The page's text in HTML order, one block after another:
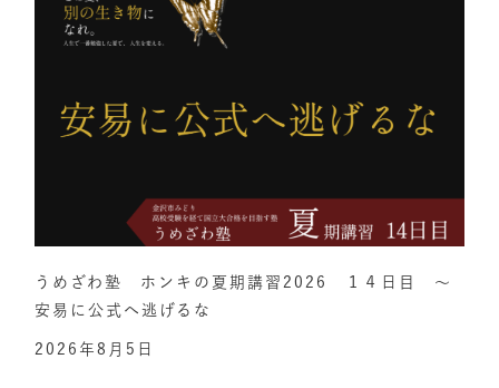
うめざわ塾 ホンキの夏期講習2026 １４日目 ～
安易に公式へ逃げるな
2026年8月5日